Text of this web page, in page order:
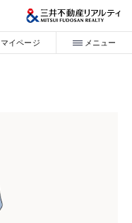
マイページ メニュー